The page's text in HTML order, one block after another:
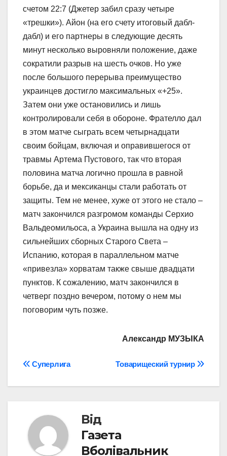
счетом 22:7 (Джетер забил сразу четыре
«трешки»). Айон (на его счету итоговый дабл-
дабл) и его партнеры в следующие десять
минут несколько выровняли положение, даже
сократили разрыв на шесть очков. Но уже
после большого перерыва преимущество
украинцев достигло максимальных «+25».
Затем они уже остановились и лишь
контролировали себя в обороне. Фрателло дал
в этом матче сыграть всем четырнадцати
своим бойцам, включая и оправившегося от
травмы Артема Пустового, так что вторая
половина матча логично прошла в равной
борьбе, да и мексиканцы стали работать от
защиты. Тем не менее, хуже от этого не стало –
матч закончился разгромом команды Серхио
Вальдеомильоса, а Украина вышла на одну из
сильнейших сборных Старого Света –
Испанию, которая в параллельном матче
«привезла» хорватам также свыше двадцати
пунктов. К сожалению, матч закончился в
четверг поздно вечером, потому о нем мы
поговорим чуть позже.
Александр МУЗЫКА
Навігація
записів
Товарищеский турнир
Суперлига
Від
Газета
Вболівальник